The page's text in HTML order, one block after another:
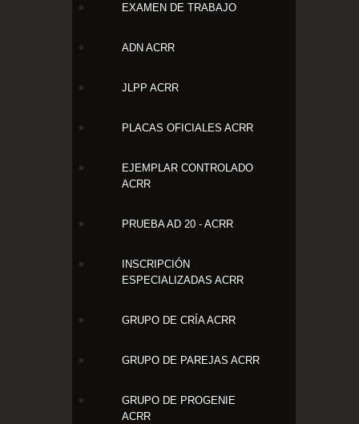
EXAMEN DE TRABAJO
ADN ACRR
JLPP ACRR
PLACAS OFICIALES ACRR
EJEMPLAR CONTROLADO
ACRR
PRUEBA AD 20 - ACRR
INSCRIPCIÓN
ESPECIALIZADAS ACRR
GRUPO DE CRÍA ACRR
GRUPO DE PAREJAS ACRR
GRUPO DE PROGENIE
ACRR